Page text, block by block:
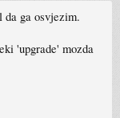
da ga osvjezim.
'upgrade' mozda